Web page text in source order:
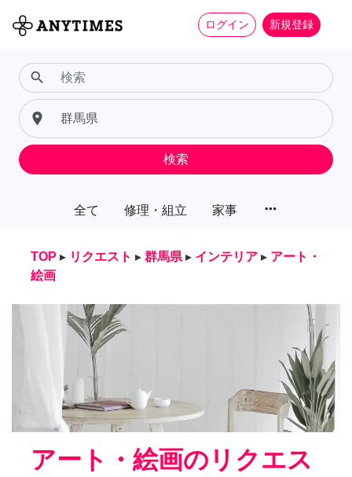
ログイン 新規登録
全て 修理・組立 家事 more_horiz
search
place
検索
TOP ▸ リクエスト ▸ 群馬県 ▸ インテリア ▸ アート・
絵画
アート・絵画のリクエス